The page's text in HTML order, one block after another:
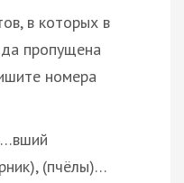
в которых в
пропущена
номера
(пчёлы)…